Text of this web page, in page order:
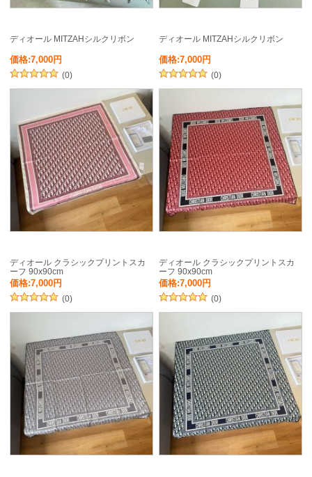
ディオール MITZAHシルクリボン
価格:7,000円
(0)
ディオール MITZAHシルクリボン
価格:7,000円
(0)
ディオール クラシックプリントスカ
ーフ 90x90cm
価格:7,000円
(0)
ディオール クラシックプリントスカ
ーフ 90x90cm
価格:7,000円
(0)